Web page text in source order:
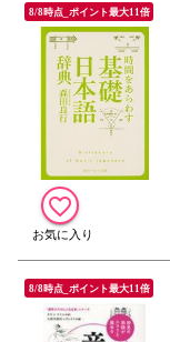
8/8時点_ポイント最大11倍
8/8時点_ポイント最大11倍